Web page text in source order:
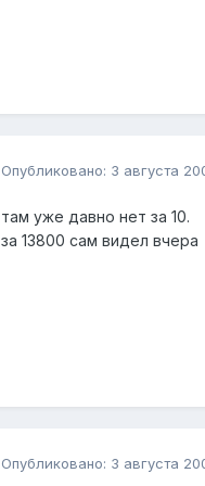
Опубликовано: 3 августа
там уже давно нет за 10.
за 13800 сам видел вчера
Опубликовано: 3 августа